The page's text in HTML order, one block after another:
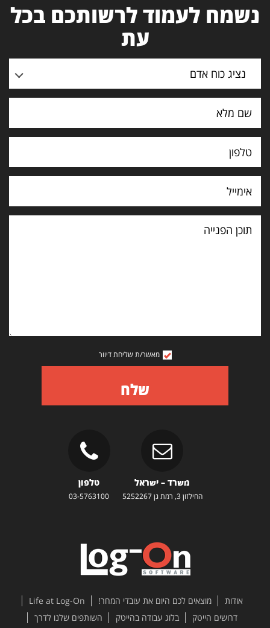
נשמח לעמוד לרשותכם בכל
עת
נציג כוח אדם
תוכן
הפנייה
מאשר/ת שליחת דיוור
שלח
משרד – ישראל
החילזון 3, רמת גן 5252267
טלפון
03-5763100
אודות מוצאים לכם היום את עובדי המחר!
Life at Log-On
דרושים הייטק
בלוג עבודה בהייטק השותפים שלנו לדרך